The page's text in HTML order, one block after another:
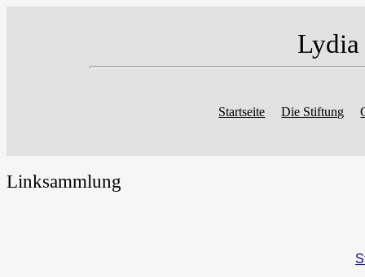
Startseite Die Stiftung
Linksammlung